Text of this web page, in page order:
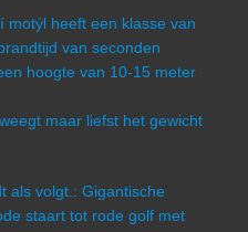
motýl heeft een klasse van
van seconden
hoogte van 10-15 meter
maar liefst het gewicht
als volgt.: Gigantische
staart tot rode golf met